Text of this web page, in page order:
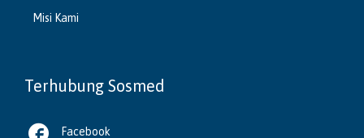
Misi Kami
Terhubung Sosmed
 Facebook